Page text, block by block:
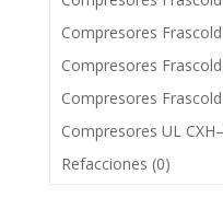
Compresores
Compresores
Compresores Frascold
Compresores UL
Refacciones (0)